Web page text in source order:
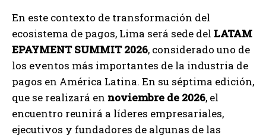
En este contexto de transformación del
ecosistema de pagos, Lima será sede del LATAM
EPAYMENT SUMMIT 2026, considerado uno de
los eventos más importantes de la industria de
pagos en América Latina. En su séptima edición,
que se realizará en noviembre de 2026, el
encuentro reunirá a líderes empresariales,
ejecutivos y fundadores de algunas de las